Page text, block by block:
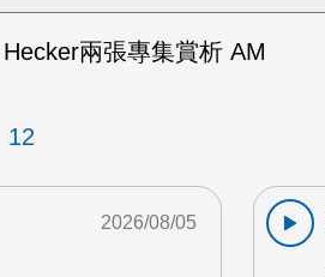
兩張專集賞析 AM
12
2026/08/05